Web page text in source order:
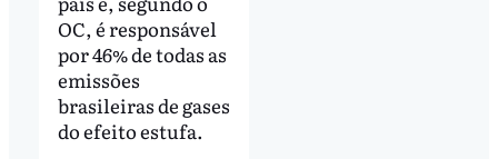
OC, é responsável
por 46% de todas as
emissões
brasileiras de gases
do efeito estufa.